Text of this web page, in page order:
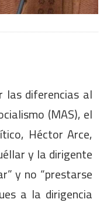
las diferencias al
(MAS), el
Héctor Arce,
y la dirigente
y no “prestarse
a la dirigencia